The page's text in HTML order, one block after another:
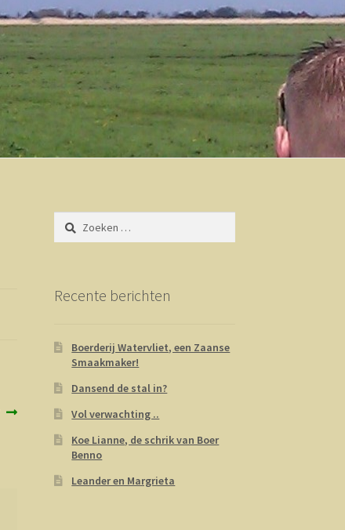
Zoeken
naar:
Recente berichten
Boerderij Watervliet, een Zaanse
Smaakmaker!
Dansend de stal in?
Vol verwachting ..
Koe Lianne, de schrik van Boer
Benno
Leander en Margrieta